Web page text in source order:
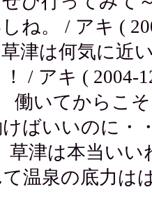
ね。 / アキ (
津は何気に近
/ アキ ( 2004-
いてからこそ
ばいいのに・
津は本当いい
温泉の底力は